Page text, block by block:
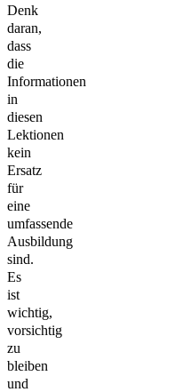
Denk
daran,
dass
die
Informationen
in
diesen
Lektionen
kein
Ersatz
für
eine
umfassende
Ausbildung
sind.
Es
ist
wichtig,
vorsichtig
zu
bleiben
und